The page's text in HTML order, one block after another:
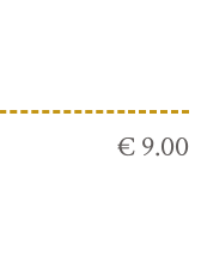
€ 9.00